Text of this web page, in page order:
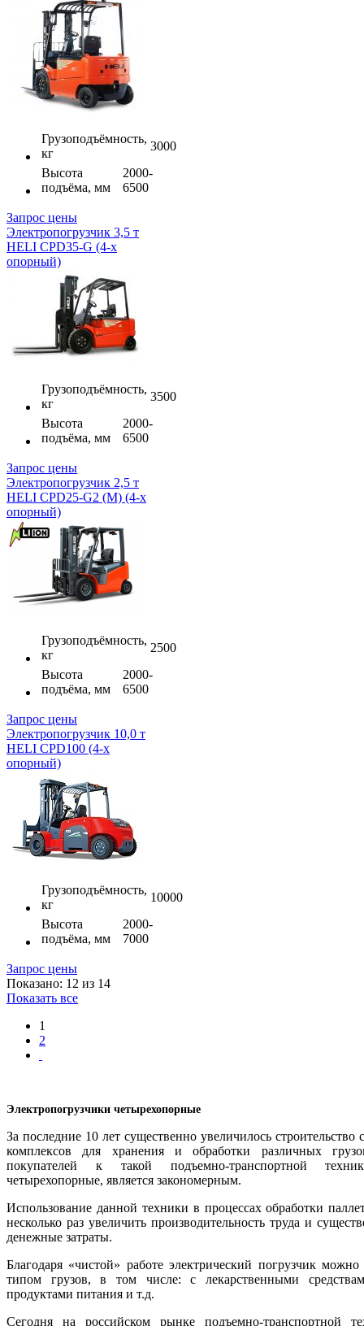
Грузоподъёмность,
кг
3000
Высота
подъёма, мм
2000-
6500
Запрос цены
Электропогрузчик 3,5 т
HELI CPD35-G (4-х
опорный)
Грузоподъёмность,
кг
3500
Высота
подъёма, мм
2000-
6500
Запрос цены
Электропогрузчик 2,5 т
HELI CPD25-G2 (M) (4-х
опорный)
Грузоподъёмность,
кг
2500
Высота
подъёма, мм
2000-
6500
Запрос цены
Электропогрузчик 10,0 т
HELI CPD100 (4-х
опорный)
Грузоподъёмность,
кг
10000
Высота
подъёма, мм
2000-
7000
Запрос цены
Показано: 12 из 14
Показать все
1
2
Электропогрузчики четырехопорные
За последние 10 лет существенно увеличилось
комплексов для хранения и обработки различных
покупателей к такой подъемно-транспортной
четырехопорные, является закономерным.
Использование данной техники в процессах обработки
несколько раз увеличить производительность труда и
денежные затраты.
Благодаря «чистой» работе электрический погрузчик
типом грузов, в том числе: с лекарственными
продуктами питания и т.д.
Сегодня на российском рынке подъемно-транспортной